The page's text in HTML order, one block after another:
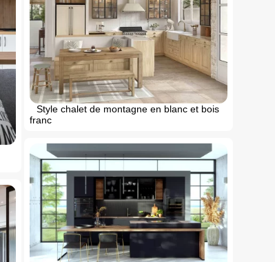
Style chalet de montagne en blanc et bois
franc